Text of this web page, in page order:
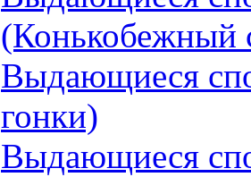
(Конькобежный
Выдающиеся
гонки)
Выдающиеся